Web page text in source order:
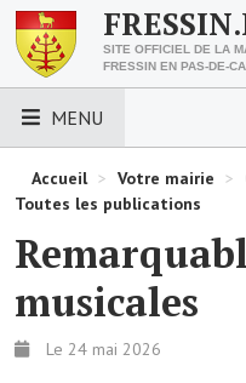
SITE OFFICIEL DE LA
FRESSIN EN PAS-DE-
MENU
LES ESSENTIELS
Découvrez Fressin
Venir à Fressin
Accueil > Votre mairie >
Toutes les publications
musicales
Le 24 mai 2026